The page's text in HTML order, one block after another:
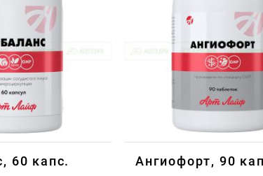
60 капс. Ангиофорт, 90